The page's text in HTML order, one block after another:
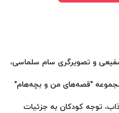
و تصویرگری سام سلماسی،
"قصه‌های من و بچه‌هام"
توجه کودکان به جزئیات